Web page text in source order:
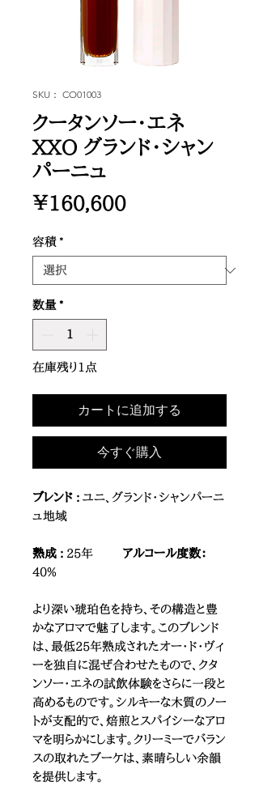
SKU： CO01003
クータンソー・エネ
XXO グランド・シャン
パーニュ
￥160,600価
容積 *
数量 *
在庫残り1点
カートに追加する
今すぐ購入
ブレンド : ユニ、グランド・シャンパーニ
ュ地域
熟成 : 25年 アルコール度数：
40%
より深い琥珀色を持ち、その構造と豊
かなアロマで魅了します。このブレンド
は、最低25年熟成されたオー・ド・ヴィ
ーを独自に混ぜ合わせたもので、クタ
ンソー・エネの試飲体験をさらに一段と
高めるものです。シルキーな木質のノー
トが支配的で、焙煎とスパイシーなアロ
マを明らかにします。クリーミーでバラン
スの取れたブーケは、素晴らしい余韻
を提供します。